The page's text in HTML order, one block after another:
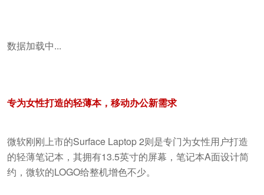
数据加载中...
专为女性打造的轻薄本，移动办公新需求
微软刚刚上市的Surface Laptop 2则是专门为女性用户打造
的轻薄笔记本，其拥有13.5英寸的屏幕，笔记本A面设计简
约，微软的LOGO给整机增色不少。